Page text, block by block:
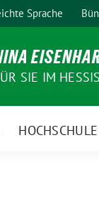
Sprache
SIE IM
HOCHSCHULE